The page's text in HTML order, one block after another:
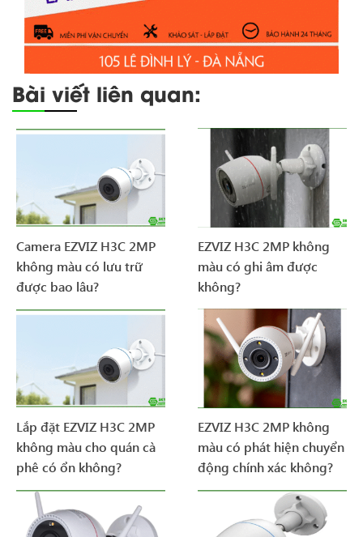
Bài viết liên quan:
Camera EZVIZ H3C 2MP
không màu có lưu trữ
được bao lâu?
EZVIZ H3C 2MP không
màu có ghi âm được
không?
Lắp đặt EZVIZ H3C 2MP
không màu cho quán cà
phê có ổn không?
EZVIZ H3C 2MP không
màu có phát hiện chuyển
động chính xác không?